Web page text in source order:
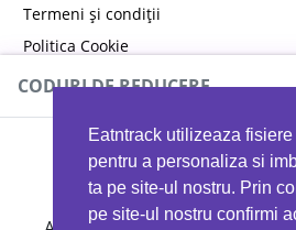
Eatntrack utilizeaza
pentru a personaliza si
ta pe site-ul nostru. Prin
pe site-ul nostru confirmi
Termeni și condiții
Politica Cookie
Politica de confidențialitate
CODURI DE REDUCERE